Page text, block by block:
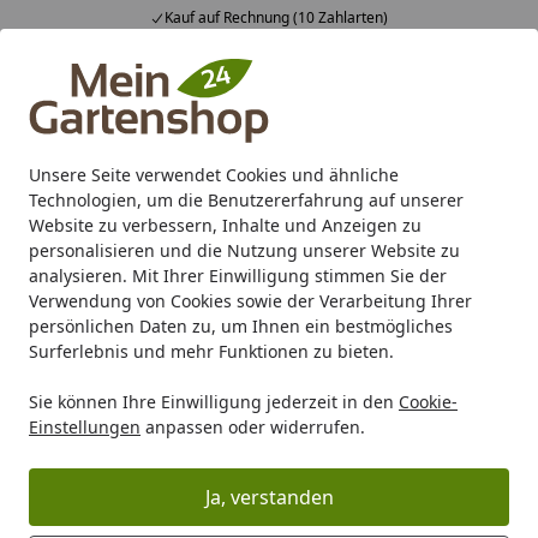
Unsere Seite verwendet Cookies und ähnliche
Technologien, um die Benutzererfahrung auf unserer
Website zu verbessern, Inhalte und Anzeigen zu
personalisieren und die Nutzung unserer Website zu
analysieren. Mit Ihrer Einwilligung stimmen Sie der
Verwendung von Cookies sowie der Verarbeitung Ihrer
persönlichen Daten zu, um Ihnen ein bestmögliches
Surferlebnis und mehr Funktionen zu bieten.
Sie können Ihre Einwilligung jederzeit in den Cookie-
Einstellungen anpassen oder widerrufen.
Ja, verstanden
Kauf auf Rechnung (10 Zahlarten)
Alle Produkte
Mein Konto
Suchen
Karibu Pools inkl. gratis Sandfilteranlage & Pool-
Starterset (Gesamtwert bis 468,99€)
Startseite
Freizeit Gartenmöbel Gartenbänke Garden Pleasure
ALLGÄU, Kiefer geölt